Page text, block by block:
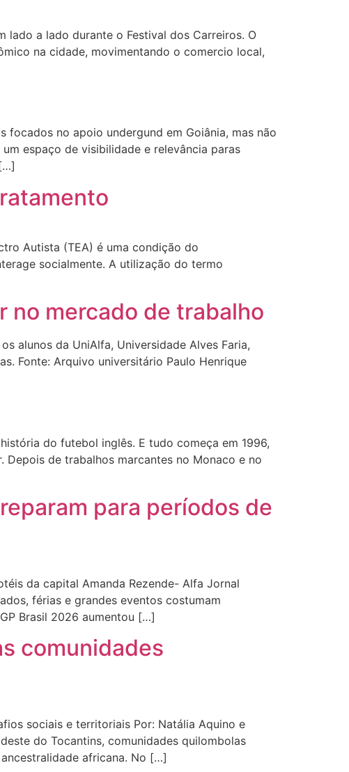
lado a lado durante o Festival dos Carreiros. O
na cidade, movimentando o comercio local,
no apoio undergund em Goiânia, mas não
espaço de visibilidade e relevância paras
Autista (TEA) é uma condição do
socialmente. A utilização do termo
no mercado de trabalho
alunos da UniAlfa, Universidade Alves Faria,
Fonte: Arquivo universitário Paulo Henrique
do futebol inglês. E tudo começa em 1996,
de trabalhos marcantes no Monaco e no
para períodos de
da capital Amanda Rezende- Alfa Jornal
férias e grandes eventos costumam
Brasil 2026 aumentou […]
comunidades
sociais e territoriais Por: Natália Aquino e
do Tocantins, comunidades quilombolas
africana. No […]